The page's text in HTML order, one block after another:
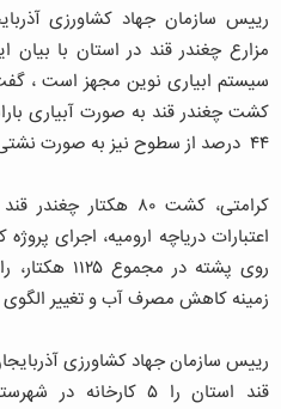
رییس سازمان جهاد کشاورزی
کشت چغندر قند به صورت آبیاری
۴۴ درصد از سطوح نیز به صورت نشتی آبیاری انجام شده است.
کرامتی، کشت ۸۰
روی پشته در
زمینه کاهش مصرف آب و تغییر
رییس سازمان جهاد کشاورزی
قند استان را ۵